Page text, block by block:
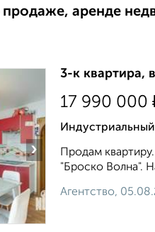
аренде
›
3-к квартира,
17 990 000
Продам
"Броско Волна".
Агентство,